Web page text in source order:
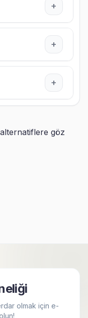
+
+
+
göz
olmak için e-